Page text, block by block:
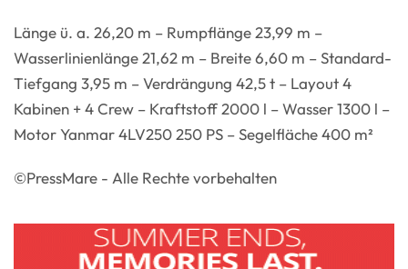
Länge ü. a. 26,20 m – Rumpflänge 23,99 m –
Wasserlinienlänge 21,62 m – Breite 6,60 m – Standard-
Tiefgang 3,95 m – Verdrängung 42,5 t – Layout 4
Kabinen + 4 Crew – Kraftstoff 2000 l – Wasser 1300 l –
Motor Yanmar 4LV250 250 PS – Segelfläche 400 m²
©PressMare - Alle Rechte vorbehalten